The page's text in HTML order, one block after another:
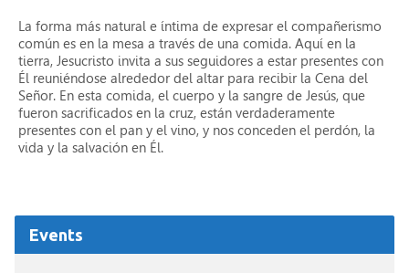
La forma más natural e íntima de expresar el compañerismo
común es en la mesa a través de una comida. Aquí en la
tierra, Jesucristo invita a sus seguidores a estar presentes con
Él reuniéndose alrededor del altar para recibir la Cena del
Señor. En esta comida, el cuerpo y la sangre de Jesús, que
fueron sacrificados en la cruz, están verdaderamente
presentes con el pan y el vino, y nos conceden el perdón, la
vida y la salvación en Él.
Events